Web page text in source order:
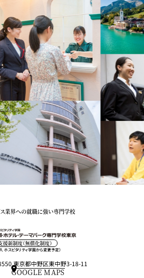
業界への就職に強い専門学校
新制度（無償化制度）
ホスピタリティ学園から変更予定）
東京都中野区東中野3-18-11
GOOGLE MAPS